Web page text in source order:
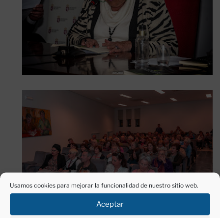
Usamos cookies para mejorar la funcionalidad de nuestro sitio web.
Aceptar